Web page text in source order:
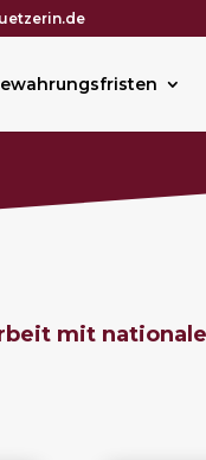
mit